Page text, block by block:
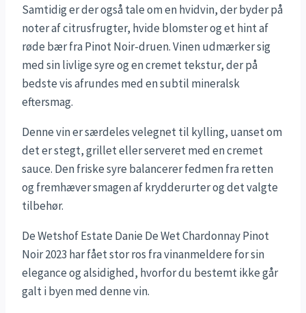
Samtidig er der også tale om en hvidvin, der byder på
noter af citrusfrugter, hvide blomster og et hint af
røde bær fra Pinot Noir-druen. Vinen udmærker sig
med sin livlige syre og en cremet tekstur, der på
bedste vis afrundes med en subtil mineralsk
eftersmag.
Denne vin er særdeles velegnet til kylling, uanset om
det er stegt, grillet eller serveret med en cremet
sauce. Den friske syre balancerer fedmen fra retten
og fremhæver smagen af krydderurter og det valgte
tilbehør.
De Wetshof Estate Danie De Wet Chardonnay Pinot
Noir 2023 har fået stor ros fra vinanmeldere for sin
elegance og alsidighed, hvorfor du bestemt ikke går
galt i byen med denne vin.